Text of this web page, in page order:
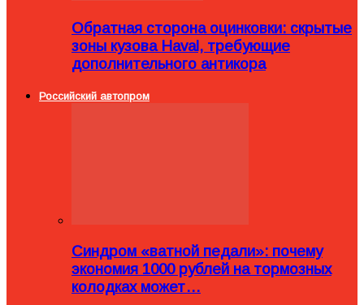
Обратная сторона оцинковки: скрытые
зоны кузова Haval, требующие
дополнительного антикора
Российский автопром
Синдром «ватной педали»: почему
экономия 1000 рублей на тормозных
колодках может…